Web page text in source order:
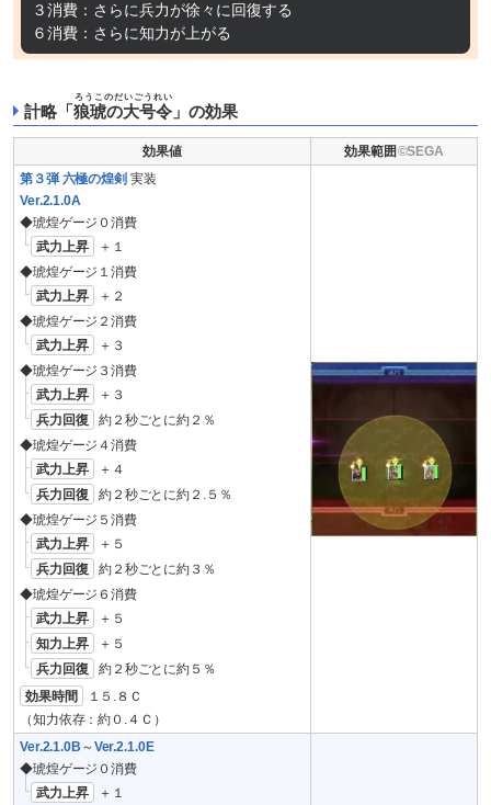
３消費：さらに兵力が徐々に回復する
６消費：さらに知力が上がる
計略「 狼琥の大号令
ろうこのだいごうれい
」の効果
効果値
効果範囲
第３弾 六極の煌剣 実装
Ver.2.1.0A
◆琥煌ゲージ０消費
武力上昇
＋１
◆琥煌ゲージ１消費
武力上昇
＋２
◆琥煌ゲージ２消費
武力上昇
＋３
◆琥煌ゲージ３消費
武力上昇
＋３
兵力回復
約２秒ごとに約２％
◆琥煌ゲージ４消費
武力上昇
＋４
兵力回復
約２秒ごとに約２.５％
◆琥煌ゲージ５消費
武力上昇
＋５
兵力回復
約２秒ごとに約３％
◆琥煌ゲージ６消費
武力上昇
＋５
知力上昇
＋５
兵力回復
約２秒ごとに約５％
効果時間
１５.８Ｃ
（知力依存：約０.４Ｃ）
Ver.2.1.0B ～Ver.2.1.0E
◆琥煌ゲージ０消費
武力上昇
＋１